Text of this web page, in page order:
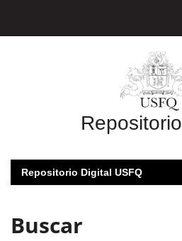
Repositorio
Repositorio Digital USFQ
Buscar